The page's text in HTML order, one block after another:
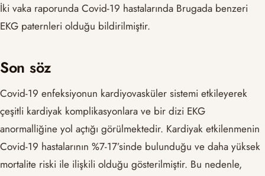
İki vaka raporunda Covid-19 hastalarında Brugada benzeri
EKG paternleri olduğu bildirilmiştir.
Son söz
Covid-19 enfeksiyonun kardiyovasküler sistemi etkileyerek
çeşitli kardiyak komplikasyonlara ve bir dizi EKG
anormalliğine yol açtığı görülmektedir. Kardiyak etkilenmenin
Covid-19 hastalarının %7-17’sinde bulunduğu ve daha yüksek
mortalite riski ile ilişkili olduğu gösterilmiştir. Bu nedenle,